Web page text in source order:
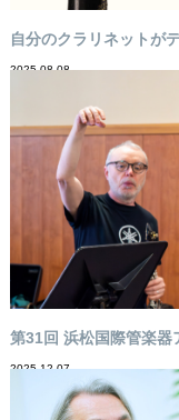
自分のクラリネットが
2025-08-08
第31回 浜松国際管楽器
2025-12-07